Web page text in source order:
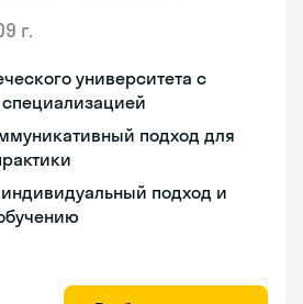
г.
университета с
подход для
подход и